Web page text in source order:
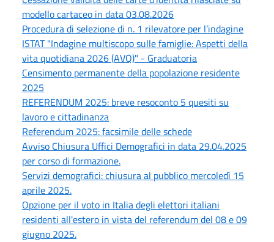
modello cartaceo in data 03.08.2026
Procedura di selezione di n. 1 rilevatore per l’indagine
ISTAT "Indagine multiscopo sulle famiglie: Aspetti della
vita quotidiana 2026 (AVQ)" - Graduatoria
Censimento permanente della popolazione residente
2025
REFERENDUM 2025: breve resoconto 5 quesiti su
lavoro e cittadinanza
Referendum 2025: facsimile delle schede
Avviso Chiusura Uffici Demografici in data 29.04.2025
per corso di formazione.
Servizi demografici: chiusura al pubblico mercoledì 15
aprile 2025.
Opzione per il voto in Italia degli elettori italiani
residenti all'estero in vista del referendum del 08 e 09
giugno 2025.